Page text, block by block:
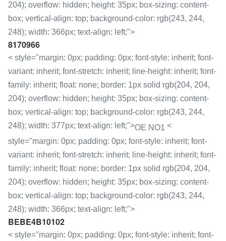
204); overflow: hidden; height: 35px; box-sizing: content-
box; vertical-align: top; background-color: rgb(243, 244,
248); width: 366px; text-align: left;">
8170966
< style="margin: 0px; padding: 0px; font-style: inherit; font-
variant: inherit; font-stretch: inherit; line-height: inherit; font-
family: inherit; float: none; border: 1px solid rgb(204, 204,
204); overflow: hidden; height: 35px; box-sizing: content-
box; vertical-align: top; background-color: rgb(243, 244,
248); width: 377px; text-align: left;">OE NO1 <
style="margin: 0px; padding: 0px; font-style: inherit; font-
variant: inherit; font-stretch: inherit; line-height: inherit; font-
family: inherit; float: none; border: 1px solid rgb(204, 204,
204); overflow: hidden; height: 35px; box-sizing: content-
box; vertical-align: top; background-color: rgb(243, 244,
248); width: 366px; text-align: left;">
BEBE4B10102
< style="margin: 0px; padding: 0px; font-style: inherit; font-